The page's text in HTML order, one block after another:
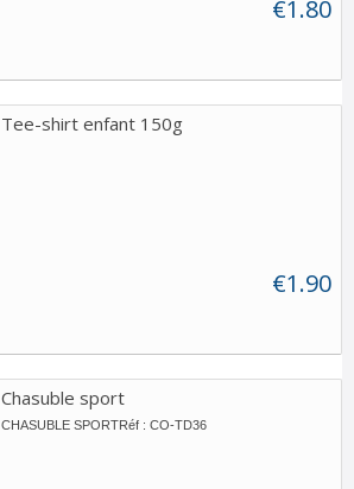
€1.80
Tee-shirt enfant 150g
€1.90
Chasuble sport
CHASUBLE SPORTRéf : CO-TD36